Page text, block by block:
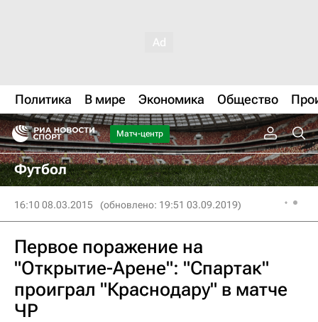
Политика В мире Экономика Общество
Матч-центр
Футбол
16:10 08.03.2015 (обновлено: 19:51 03.09.2019)
Первое поражение на
"Открытие-Арене": "Спартак"
проиграл "Краснодару" в матче
ЧР